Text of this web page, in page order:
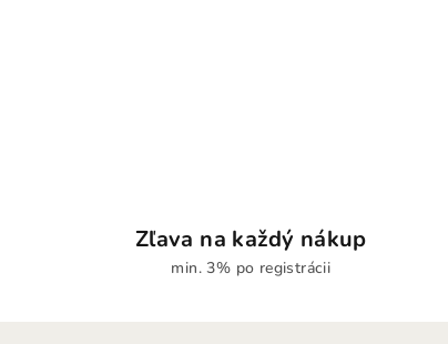
Zľava na každý nákup
min. 3% po registrácii